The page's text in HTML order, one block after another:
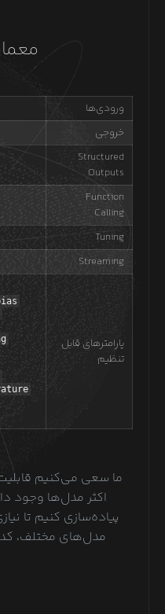
ورودی‌ها
خروجی
Structured
Outputs
Function
Calling
Tuning
Streaming
پارامترهای قابل
تنظیم
ما سعی می‌کنیم
پیاده‌سازی کنیم تا
مدل‌های مختلف،